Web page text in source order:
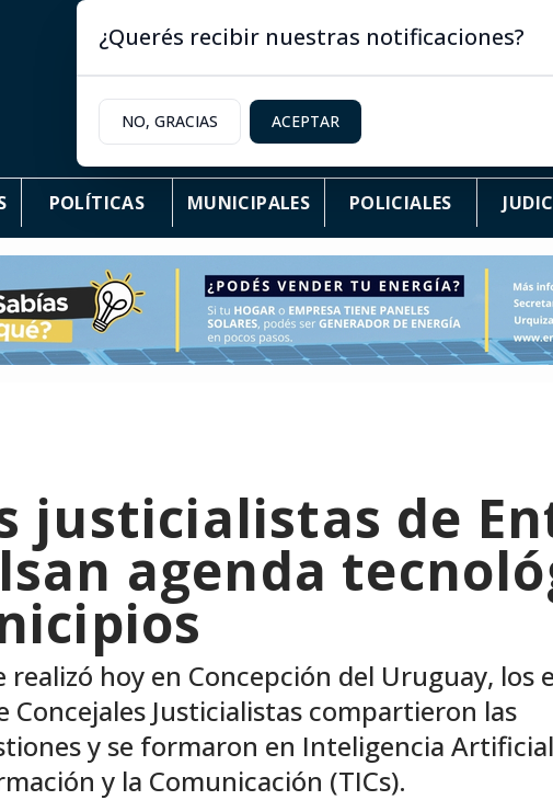
POLÍTICAS MUNICIPALES POLICIALES
justicialistas de
agenda
realizó hoy en Concepción del Uruguay, los
Concejales Justicialistas compartieron las
y se formaron en Inteligencia
y la Comunicación (TICs).
¿Querés recibir nuestras notificaciones?
NO, GRACIAS ACEPTAR